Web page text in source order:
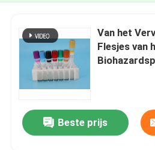
Van het
Flesjes van
Beste prijs